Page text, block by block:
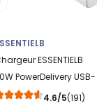
ESSENTIELB
PowerDelivery USB-
Blanc
4.6/5(191)